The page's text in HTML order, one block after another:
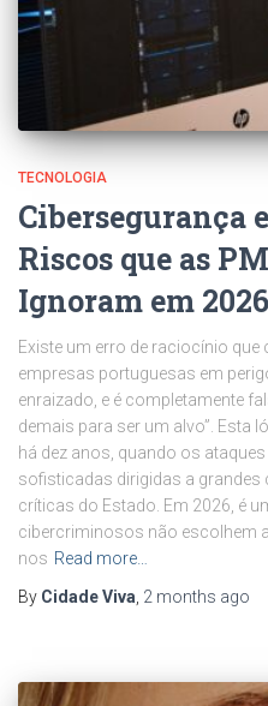
TECNOLOGIA
Cibersegurança
Riscos que as
Ignoram em 2026
Existe um erro de raciocínio
empresas portuguesas em
enraizado, e é completamente
demais para ser um alvo”. Esta
há dez anos, quando os
sofisticadas dirigidas a
críticas do Estado. Em 2026, é
cibercriminosos não escolhem
nos Read more…
By Cidade Viva 2 months ago